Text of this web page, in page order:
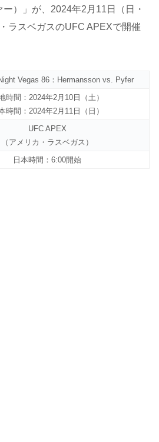
）」が、2024年2月11日（日・
ラスベガスのUFC APEXで開催
Vegas 86：Hermansson vs. Pyfer
時間：2024年2月10日（土）
時間：2024年2月11日（日）
UFC APEX
（アメリカ・ラスベガス）
日本時間：6:00開始